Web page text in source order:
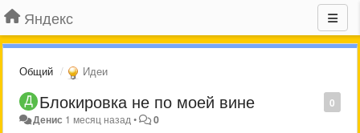
Яндекс
Общий Идеи
0
Блокировка не по моей вине
Денис 1 месяц назад • 0